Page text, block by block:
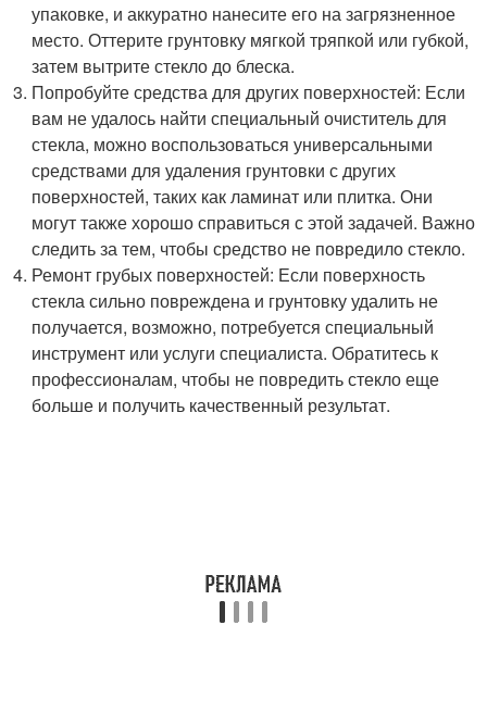
упаковке, и аккуратно нанесите его на загрязненное
место. Оттерите грунтовку мягкой тряпкой или губкой,
затем вытрите стекло до блеска.
Попробуйте средства для других поверхностей: Если
вам не удалось найти специальный очиститель для
стекла, можно воспользоваться универсальными
средствами для удаления грунтовки с других
поверхностей, таких как ламинат или плитка. Они
могут также хорошо справиться с этой задачей. Важно
следить за тем, чтобы средство не повредило стекло.
Ремонт грубых поверхностей: Если поверхность
стекла сильно повреждена и грунтовку удалить не
получается, возможно, потребуется специальный
инструмент или услуги специалиста. Обратитесь к
профессионалам, чтобы не повредить стекло еще
больше и получить качественный результат.